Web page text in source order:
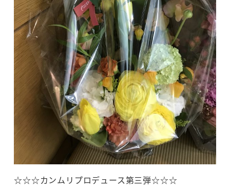
☆☆☆カンムリプロデュース第三弾☆☆☆